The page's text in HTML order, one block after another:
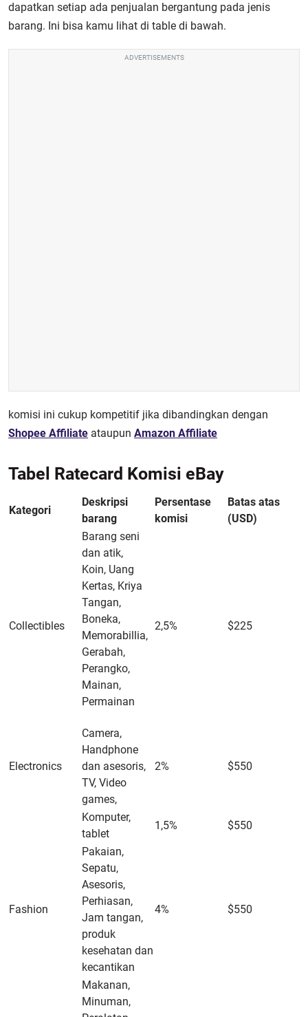
dapatkan setiap ada penjualan bergantung pada jenis
barang. Ini bisa kamu lihat di table di bawah.
ADVERTISEMENTS
komisi ini cukup kompetitif jika dibandingkan dengan
Shopee Affiliate ataupun Amazon Affiliate
Tabel Ratecard Komisi eBay
Kategori
Deskripsi
barang
Persentase
komisi
Batas atas
(USD)
Collectibles
Barang seni
dan atik,
Koin, Uang
Kertas, Kriya
Tangan,
Boneka,
Memorabillia,
Gerabah,
Perangko,
Mainan,
Permainan
2,5% $225
Electronics
Camera,
Handphone
dan asesoris,
TV, Video
games,
2% $550
Komputer,
tablet
1,5% $550
Fashion
Pakaian,
Sepatu,
Asesoris,
Perhiasan,
Jam tangan,
produk
kesehatan dan
kecantikan
4% $550
Makanan,
Minuman,